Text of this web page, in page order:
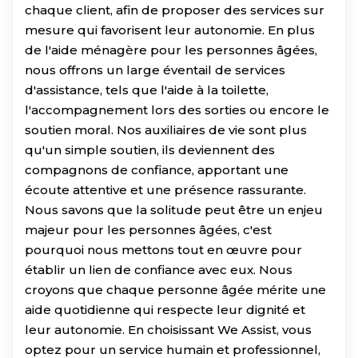
chaque client, afin de proposer des services sur
mesure qui favorisent leur autonomie. En plus
de l'aide ménagère pour les personnes âgées,
nous offrons un large éventail de services
d'assistance, tels que l'aide à la toilette,
l'accompagnement lors des sorties ou encore le
soutien moral. Nos auxiliaires de vie sont plus
qu'un simple soutien, ils deviennent des
compagnons de confiance, apportant une
écoute attentive et une présence rassurante.
Nous savons que la solitude peut être un enjeu
majeur pour les personnes âgées, c'est
pourquoi nous mettons tout en œuvre pour
établir un lien de confiance avec eux. Nous
croyons que chaque personne âgée mérite une
aide quotidienne qui respecte leur dignité et
leur autonomie. En choisissant We Assist, vous
optez pour un service humain et professionnel,